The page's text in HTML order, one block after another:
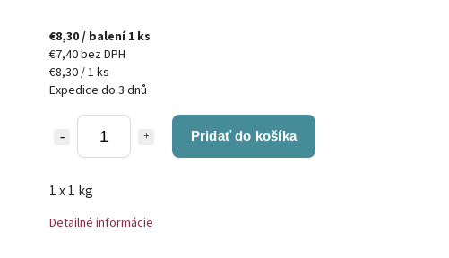
€8,30/ balení 1 ks
€7,40 bez DPH
€8,30 / 1 ks
Expedice do 3 dnů
Pridať do košíka
1 x 1 kg
Detailné informácie